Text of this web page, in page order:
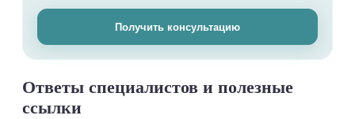
Получить консультацию
Ответы специалистов и полезные
ссылки